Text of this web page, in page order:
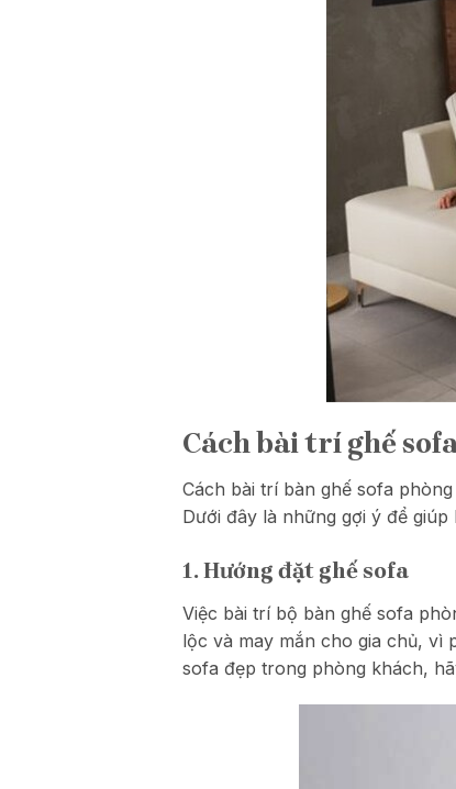
Cách bài trí ghế
Cách bài trí bàn ghế sofa
Dưới đây là những gợi ý để
1. Hướng đặt ghế sofa
Việc bài trí bộ bàn ghế sofa
lộc và may mắn cho gia chủ, vì
sofa đẹp trong phòng khách,